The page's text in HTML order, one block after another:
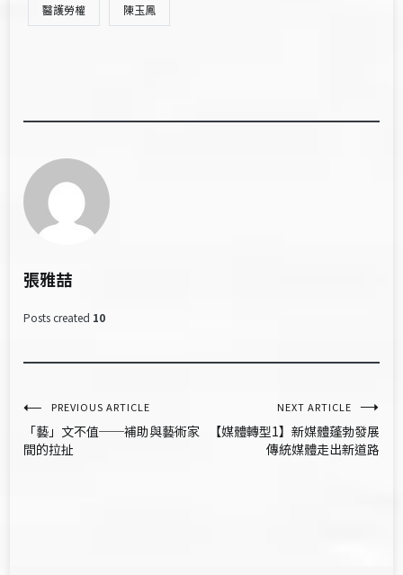
醫護勞權 陳玉鳳
張雅喆
Posts created 10
文
章
PREVIOUS ARTICLE
「藝」文不值──補助與藝術家
間的拉扯
NEXT ARTICLE
【媒體轉型1】新媒體蓬勃發展
傳統媒體走出新道路